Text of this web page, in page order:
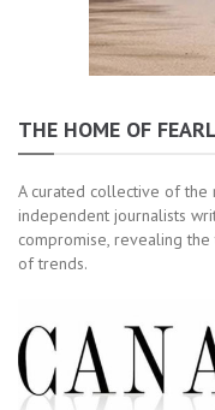
THE HOME OF
A curated collective of the
independent journalists
compromise, revealing
of trends.